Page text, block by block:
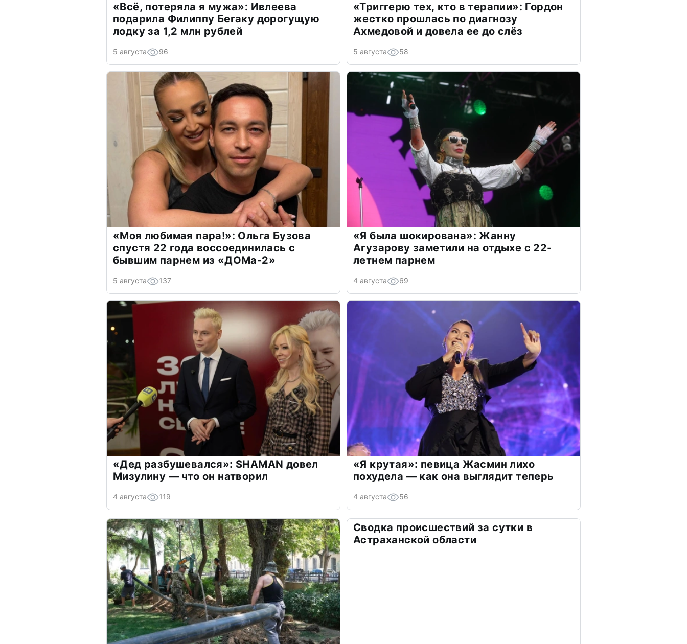
«Всё, потеряла я мужа»: Ивлеева
подарила Филиппу Бегаку дорогущую
лодку за 1,2 млн рублей
5 августа 96
«Триггерю тех, кто в терапии»: Гордон
жестко прошлась по диагнозу
Ахмедовой и довела ее до слёз
5 августа 58
«Моя любимая пара!»: Ольга Бузова
спустя 22 года воссоединилась с
бывшим парнем из «ДОМа-2»
5 августа 137
«Я была шокирована»: Жанну
Агузарову заметили на отдыхе с 22-
летнем парнем
4 августа 69
«Дед разбушевался»: SHAMAN довел
Мизулину — что он натворил
4 августа 119
«Я крутая»: певица Жасмин лихо
похудела — как она выглядит теперь
4 августа 56
Сводка происшествий за сутки в
Астраханской области